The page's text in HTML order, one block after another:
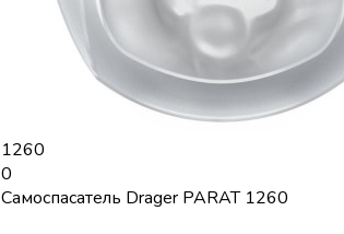
1260
0
​Самоспасатель Drаger PARAT 1260